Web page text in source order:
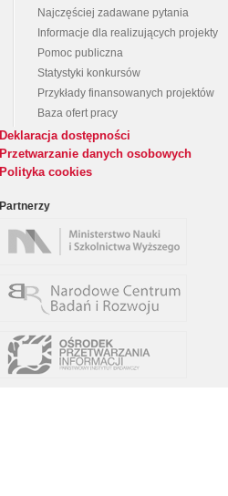
Najczęściej zadawane pytania
Informacje dla realizujących projekty
Pomoc publiczna
Statystyki konkursów
Przykłady finansowanych projektów
Baza ofert pracy
Deklaracja dostępności
Przetwarzanie danych osobowych
Polityka cookies
Partnerzy